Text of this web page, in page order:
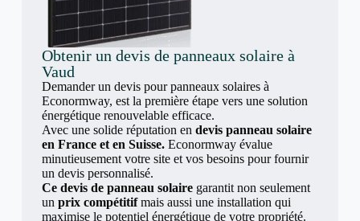
Obtenir un devis de panneaux solaire à
Vaud
Demander un devis pour panneaux solaires à
Econormway, est la première étape vers une solution
énergétique renouvelable efficace.
Avec une solide réputation en devis panneau solaire
en France et en Suisse.Econormway évalue
minutieusement votre site et vos besoins pour fournir
un devis personnalisé.
Ce devis de panneau solairegarantit non seulement
un prix compétitifmais aussi une installation qui
maximise le potentiel énergétique de votre propriété.